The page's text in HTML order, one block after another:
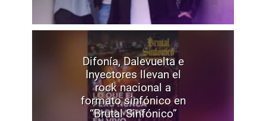
Difonía, Dalevuelta e
Inyectores llevan el
rock nacional a
formato sinfónico en
“Brutal Sinfónico”